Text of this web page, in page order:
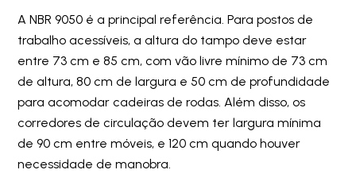
A NBR 9050 é a principal referência. Para postos de
trabalho acessíveis, a altura do tampo deve estar
entre 73 cm e 85 cm, com vão livre mínimo de 73 cm
de altura, 80 cm de largura e 50 cm de profundidade
para acomodar cadeiras de rodas. Além disso, os
corredores de circulação devem ter largura mínima
de 90 cm entre móveis, e 120 cm quando houver
necessidade de manobra.